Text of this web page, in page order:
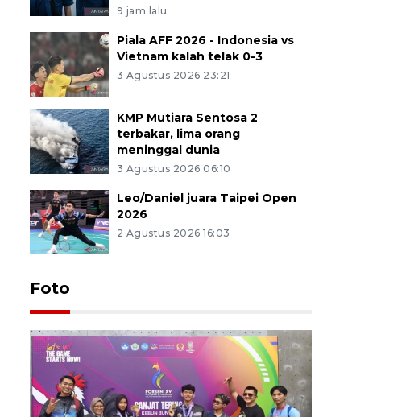
9 jam lalu
Piala AFF 2026 - Indonesia vs
Vietnam kalah telak 0-3
3 Agustus 2026 23:21
KMP Mutiara Sentosa 2
terbakar, lima orang
meninggal dunia
3 Agustus 2026 06:10
Leo/Daniel juara Taipei Open
2026
2 Agustus 2026 16:03
Foto